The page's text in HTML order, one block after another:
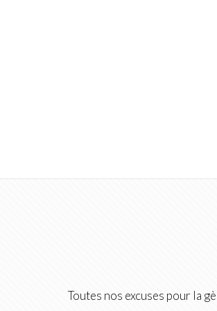
Toutes nos excuses pour la